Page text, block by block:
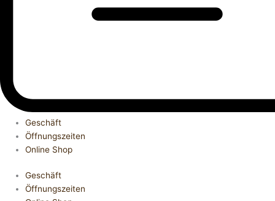
Geschäft
Öffnungszeiten
Online Shop
Geschäft
Öffnungszeiten